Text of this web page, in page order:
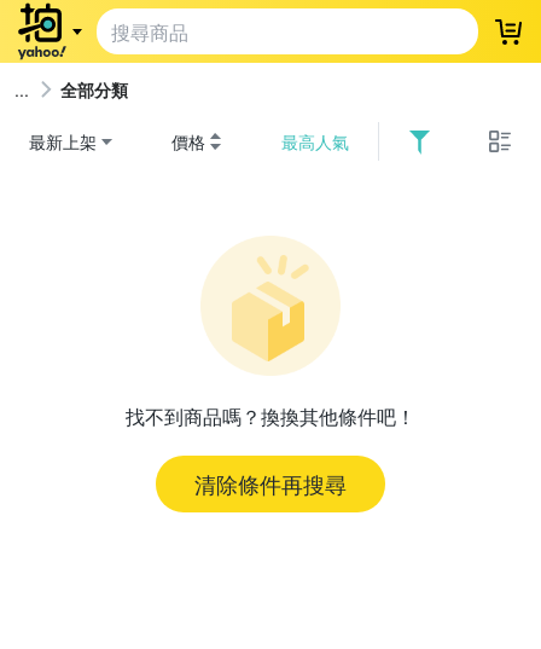
登
全部分類
最新上架 價格 最高人氣
找不到商品嗎？換換其他條件吧！
清除條件再搜尋